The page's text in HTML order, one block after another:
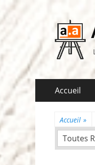
Premier
menu
Accueil
Accueil »
Toutes